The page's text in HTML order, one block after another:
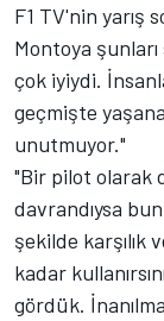
F1 TV'nin yarış
Montoya
çok iyiydi.
geçmişte
unutmuyor."
"Bir pilot olarak
davrandıysa
şekilde karşılık
kadar
gördük.